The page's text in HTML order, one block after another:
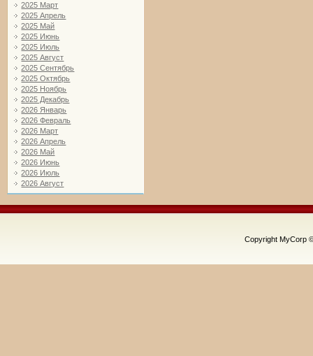
2025 Март
2025 Апрель
2025 Май
2025 Июнь
2025 Июль
2025 Август
2025 Сентябрь
2025 Октябрь
2025 Ноябрь
2025 Декабрь
2026 Январь
2026 Февраль
2026 Март
2026 Апрель
2026 Май
2026 Июнь
2026 Июль
2026 Август
Copyright MyCorp